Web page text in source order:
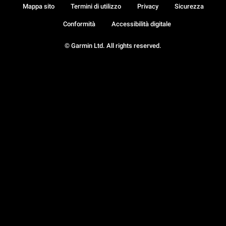
© Garmin Ltd. All rights reserved.
Mappa sito Termini di utilizzo Privacy Sicurezza
Conformità Accessibilità digitale